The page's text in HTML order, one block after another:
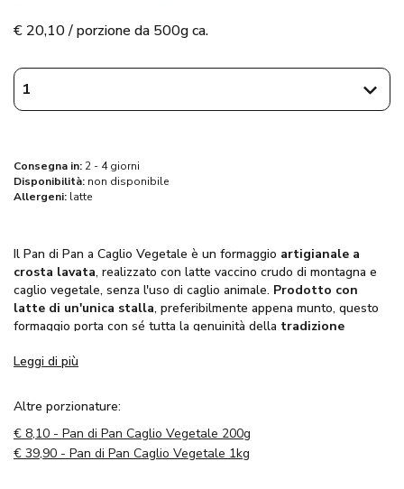
€ 20,10 / porzione da 500g ca.
Consegna in: 2 - 4 giorni
Disponibilità: non disponibile
Allergeni: latte
Il Pan di Pan a Caglio Vegetale è un formaggio artigianale a
crosta lavata, realizzato con latte vaccino crudo di montagna e
caglio vegetale, senza l'uso di caglio animale. Prodotto con
latte di un'unica stalla, preferibilmente appena munto, questo
formaggio porta con sé tutta la genuinità della tradizione
Proveniente dalla Valchiusella
bianca e rossa, tipica valdostana,
latte.
Leggi di più
Altre porzionature:
€ 8,10 - Pan di Pan Caglio Vegetale 200g
€ 39,90 - Pan di Pan Caglio Vegetale 1kg